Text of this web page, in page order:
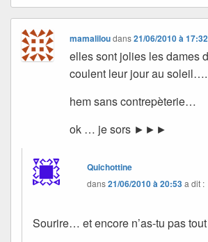
mamaliloudans21/06/2010 à 17:32
elles sont jolies les dames
coulent leur jour au soleil….
hem sans contrepèterie…
ok … je sors ►►►
Quichottine
dans21/06/2010 à 20:53a dit :
Sourire… et encore n’as-tu pas